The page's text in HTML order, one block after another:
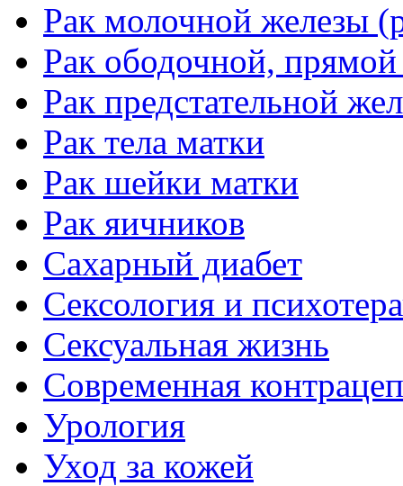
Рак молочной железы
Рак ободочной,
Рак предстательной
Рак тела матки
Рак шейки матки
Рак яичников
Сахарный диабет
Сексология и
Сексуальная жизнь
Современная
Урология
Уход за кожей